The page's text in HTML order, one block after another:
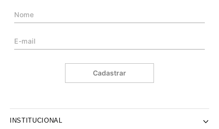
Cadastrar
INSTITUCIONAL